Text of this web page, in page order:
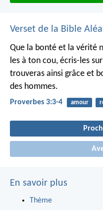
Verset de la Bible
Que la bonté et la vérité
les à ton cou, écris-les
trouveras ainsi grâce et
des hommes.
Proverbes 3:3-4 amour
En savoir plus
Thème